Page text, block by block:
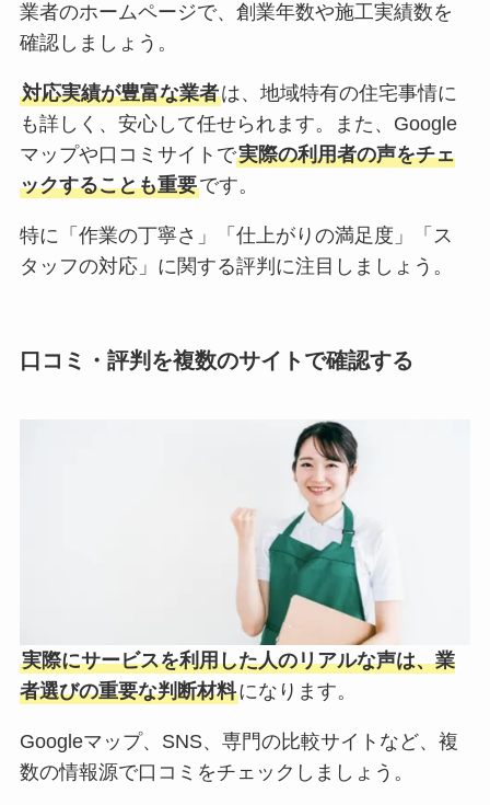
業者のホームページで、創業年数や施工実績数を
確認しましょう。
対応実績が豊富な業者は、地域特有の住宅事情に
も詳しく、安心して任せられます。また、Google
マップや口コミサイトで実際の利用者の声をチェ
ックすることも重要です。
特に「作業の丁寧さ」「仕上がりの満足度」「ス
タッフの対応」に関する評判に注目しましょう。
口コミ・評判を複数のサイトで確認する
実際にサービスを利用した人のリアルな声は、業
者選びの重要な判断材料になります。
Googleマップ、SNS、専門の比較サイトなど、複
数の情報源で口コミをチェックしましょう。